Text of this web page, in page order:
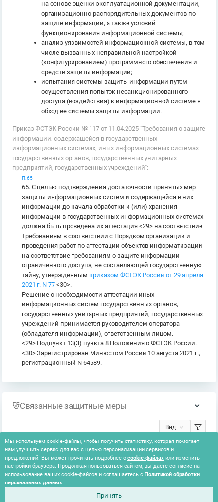
на основе оценки эксплуатационной документации,
организационно-распорядительных документов по
защите информации, а также условий
функционирования информационной системы;
анализ уязвимостей информационной системы, в том
числе вызванных неправильной настройкой
(конфигурированием) программного обеспечения и
средств защиты информации;
испытания системы защиты информации путем
осуществления попыток несанкционированного
доступа (воздействия) к информационной системе в
обход ее системы защиты информации.
Приказ ФСТЭК России № 117 от 11.04.2025 "Требования о защите
информации, содержащейся в государственных
информационных системах, иных информационных системах
государственных органов, государственных унитарных
предприятий, государственных учреждений":
П.65
65. С целью подтверждения достаточности принятых мер
защиты информационных систем и содержащейся в них
информации до начала обработки и (или) хранения
информации в государственных информационных системах
должна быть проведена их аттестация <29> на соответствие
Требованиям в соответствии с Порядком организации и
проведения работ по аттестации объектов информатизации
на соответствие требованиям о защите информации
ограниченного доступа, не составляющей государственную
тайну, утвержденным приказом ФСТЭК России от 29 апреля
2021 г. N 77 <30>.
Решение о необходимости аттестации иных
информационных систем государственных органов,
государственных унитарных предприятий, государственных
учреждений принимается руководителем оператора
(обладателя информации), ответственным лицом.
<29> Подпункт 13(3) пункта 8 Положения о ФСТЭК России.
<30> Зарегистрирован Минюстом России 10 августа 2021 г.,
регистрационный N 64589.
Связанные защитные меры
Вид
Ничего не найдено
Мы используем cookie-файлы, чтобы получить статистику, которая помогает
нам улучшить сервис для вас с целью персонализации сервисов и
предложений. Вы может прочитать подробнее о cookie-файлах или изменить
настройки браузера. Продолжая пользоваться сайтом, вы даёте согласие на
использование ваших cookie-файлов и соглашаетесь с Политикой обработки
персональных данных.
Принять